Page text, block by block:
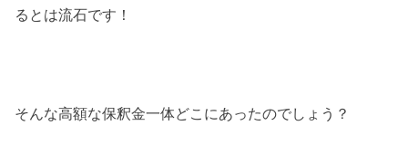
るとは流石です！
そんな高額な保釈金一体どこにあったのでしょう？